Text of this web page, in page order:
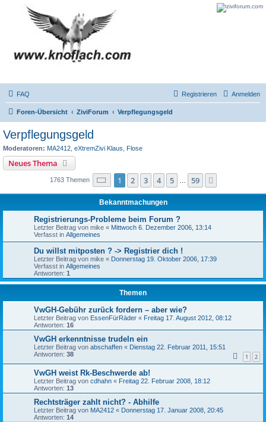
FAQ Anmelden
Registrieren
Foren-Übersicht ZiviForum Verpflegungsgeld
Verpflegungsgeld
Moderatoren: MA2412 eXtremZivi Klaus Flose
Neues Thema
1763 Themen Seite 1von 59
1 2 3 4 5 59
Bekanntmachungen
Registrierungs-Probleme beim Forum ?
Letzter Beitrag von mike « Mittwoch 6. Dezember 2006, 13:14
Verfasst in Allgemeines
Du willst mitposten ? -> Registrier dich !
Letzter Beitrag von mike « Donnerstag 19. Oktober 2006, 17:39
Verfasst in Allgemeines
Antworten: 1
Themen
VwGH-Gebühr zurück fordern – aber wie?
Letzter Beitrag von EssenFürRäder « Freitag 17. August 2012, 08:12
Antworten: 16
VwGH erkenntnisse trudeln ein
Letzter Beitrag von abschaffen « Dienstag 22. Februar 2011, 15:51
Antworten: 38 1 2
VwGH weist Rk-Beschwerde ab!
Letzter Beitrag von cdhahn « Freitag 22. Februar 2008, 18:12
Antworten: 13
Rechtsträger zahlt nicht? - Abhilfe
Letzter Beitrag von MA2412 « Donnerstag 17. Januar 2008, 20:45
Antworten: 14